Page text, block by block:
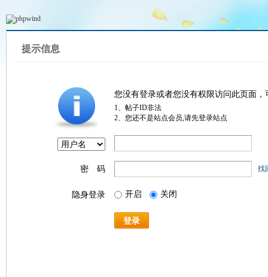
提示信息
您没有登录或者您没有权限访问此页面
1、帖子ID非法
2、您还不是站点会员,请先登录站点
密 码 找
隐身登录 开启 关闭
登录